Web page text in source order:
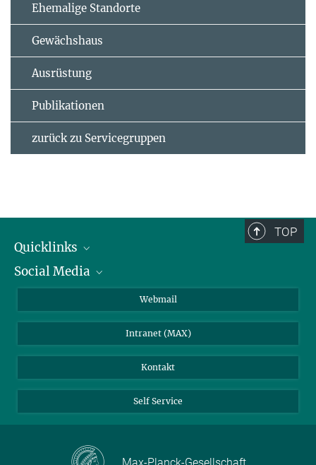
Ehemalige Standorte
Gewächshaus
Ausrüstung
Publikationen
zurück zu Servicegruppen
TOP
Quicklinks
IMPRS Graduiertenschule
Wetterstation
Social Media
BlueSky
Webmail
Intranet (MAX)
Kontakt
Self Service